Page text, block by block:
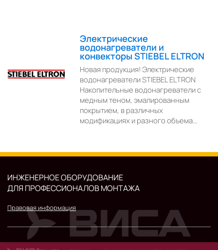
Электрические
водонагреватели и
конвекторы STIEBEL ELTRON
Новая продукция! Электрические
водонагреватели STIEBEL ELTRON
Накопительные водонагреватели с
медным теном, эмалированным
покрытием, в различных
модификациях и разного объема…
ИНЖЕНЕРНОЕ ОБОРУДОВАНИЕ
ДЛЯ ПРОФЕССИОНАЛОВ МОНТАЖА
Правовая информация